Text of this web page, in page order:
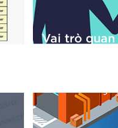
Vai trò